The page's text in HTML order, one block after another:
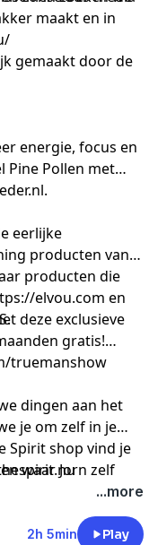
maakt en in
gemaakt door de
energie, focus en
Pine Pollen met
.
eerlijke
producten van
producten die
elvou.com en
deze exclusieve
gratis!
truemanshow
dingen aan het
je om zelf in je
Spirit shop vind je
waar Jorn zelf
supplementen en
tegen straling
...more
2h 5min Play